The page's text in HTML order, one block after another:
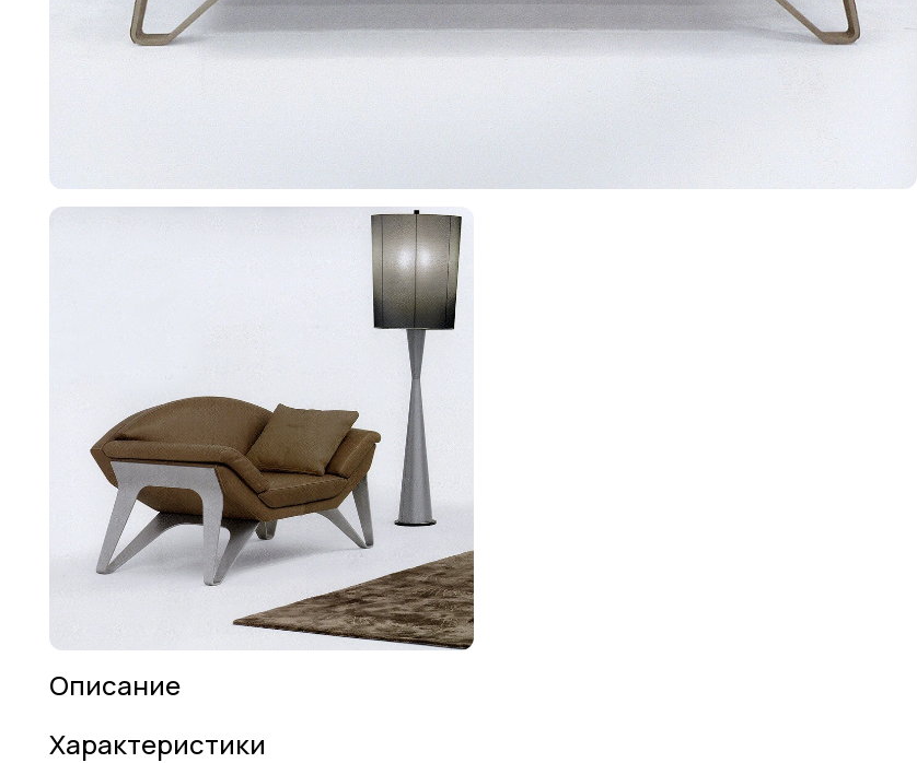
Описание
Характеристики